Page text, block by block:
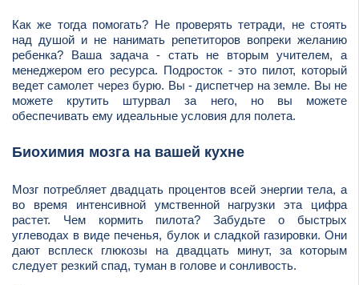
Как же тогда помогать? Не проверять тетради, не стоять
над душой и не нанимать репетиторов вопреки желанию
ребенка? Ваша задача - стать не вторым учителем, а
менеджером его ресурса. Подросток - это пилот, который
ведет самолет через бурю. Вы - диспетчер на земле. Вы не
можете крутить штурвал за него, но вы можете
обеспечивать ему идеальные условия для полета.
Биохимия мозга на вашей кухне
Мозг потребляет двадцать процентов всей энергии тела, а
во время интенсивной умственной нагрузки эта цифра
растет. Чем кормить пилота? Забудьте о быстрых
углеводах в виде печенья, булок и сладкой газировки. Они
дают всплеск глюкозы на двадцать минут, за которым
следует резкий спад, туман в голове и сонливость.